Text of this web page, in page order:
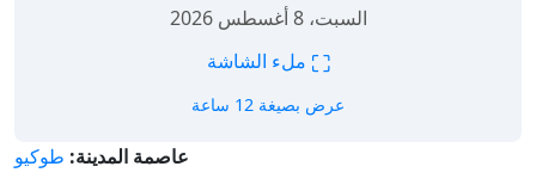
السبت، 8 أغسطس 2026
⛶
عرض بصيغة 12 ساعة
عاصمة المدينة: طوكيو